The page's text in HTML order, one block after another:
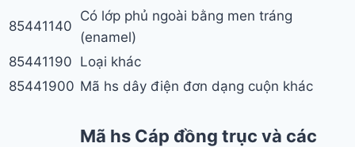
85441140
Có lớp phủ ngoài bằng men tráng
(enamel)
85441190 Loại khác
85441900 Mã hs dây điện đơn dạng cuộn khác
Mã hs Cáp đồng trục và các